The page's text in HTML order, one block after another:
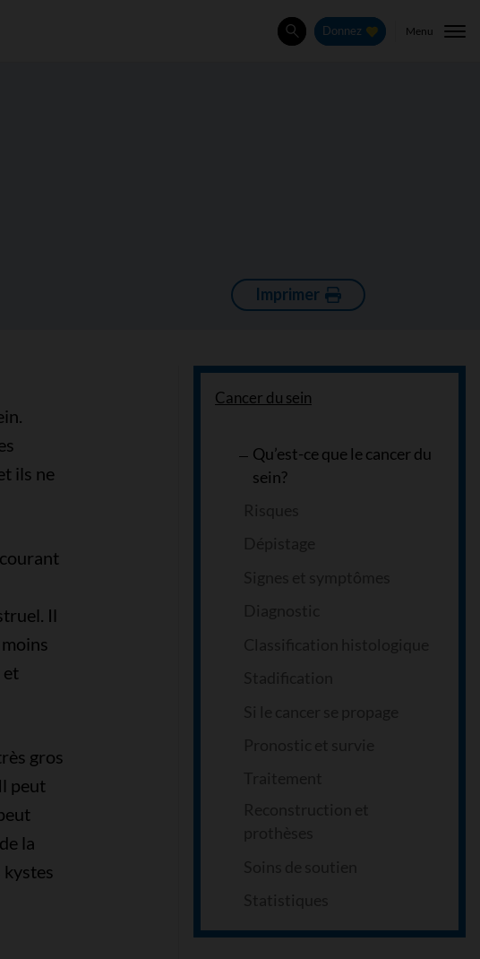
Rechercher
Donnez Menu
Imprimer
Cancer du sein
Qu’est-ce que le cancer du
sein?
ils ne
Il
et
gros
peut
la
kystes